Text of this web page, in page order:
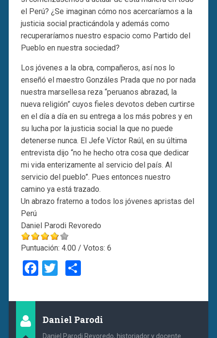
el Perú? ¿Se imaginan cómo nos acercaríamos a la
justicia social practicándola y además como
recuperaríamos nuestro espacio como Partido del
Pueblo en nuestra sociedad?
Los jóvenes a la obra, compañeros, así nos lo
enseñó el maestro Gonzáles Prada que no por nada
nuestra marsellesa reza “peruanos abrazad, la
nueva religión” cuyos fieles devotos deben curtirse
en el día a día en su entrega a los más pobres y en
su lucha por la justicia social la que no puede
detenerse nunca. El Jefe Víctor Raúl, en su última
entrevista dijo “no he hecho otra cosa que dedicar
mi vida enterizamente al servicio del país. Al
servicio del pueblo”. Pues entonces nuestro
camino ya está trazado.
Un abrazo fraterno a todos los jóvenes apristas del
Perú
Daniel Parodi Revoredo
Puntuación: 4.00 / Votos: 6
Facebook
TwitterCompartir
Daniel Parodi
Daniel Parodi Revoredo, historiador y docente